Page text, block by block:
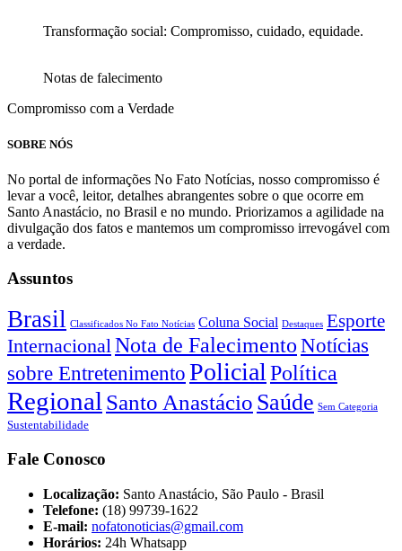
Transformação social: Compromisso, cuidado, equidade.
Notas de falecimento
Compromisso com a Verdade
SOBRE NÓS
No portal de informações No Fato Notícias, nosso compromisso é
levar a você, leitor, detalhes abrangentes sobre o que ocorre em
Santo Anastácio, no Brasil e no mundo. Priorizamos a agilidade na
divulgação dos fatos e mantemos um compromisso irrevogável com
a verdade.
Assuntos
Brasil Classificados No Fato Notícias Coluna Social Destaques Esporte
InternacionalNota de FalecimentoNotícias
sobre EntretenimentoPolicial Política
Regional Santo Anastácio Saúde Sem Categoria
Sustentabilidade
Fale Conosco
Localização: Santo Anastácio, São Paulo - Brasil
Telefone: (18) 99739-1622
E-mail: nofatonoticias@gmail.com
Horários: 24h Whatsapp